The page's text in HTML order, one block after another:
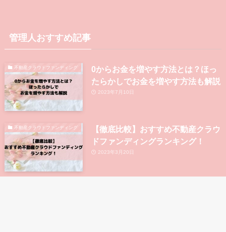
管理人おすすめ記事
不動産クラウドファンディング
0からお金を増やす方法とは？ほっ
たらかしでお金を増やす方法も解説
2023年7月10日
不動産クラウドファンディング
【徹底比較】おすすめ不動産クラウ
ドファンディングランキング！
2023年3月20日